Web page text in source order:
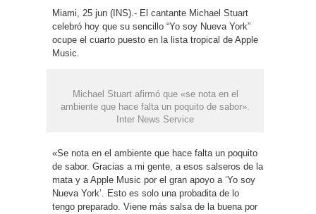
Miami, 25 jun (INS).- El cantante Michael Stuart
celebró hoy que su sencillo “Yo soy Nueva York”
ocupe el cuarto puesto en la lista tropical de Apple
Music.
Michael Stuart afirmó que «se nota en el
ambiente que hace falta un poquito de sabor».
Inter News Service
«Se nota en el ambiente que hace falta un poquito
de sabor. Gracias a mi gente, a esos salseros de la
mata y a Apple Music por el gran apoyo a ‘Yo soy
Nueva York’. Esto es solo una probadita de lo
tengo preparado. Viene más salsa de la buena por